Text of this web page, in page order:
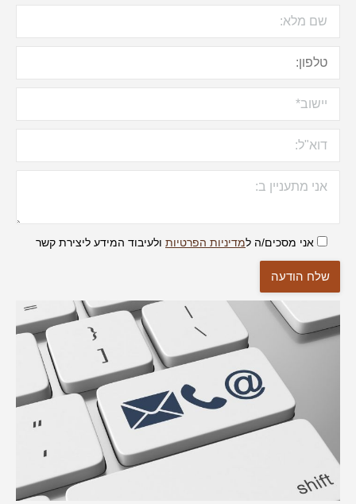
אני מסכים/ה למדיניות הפרטיות ולעיבוד המידע ליצירת קשר